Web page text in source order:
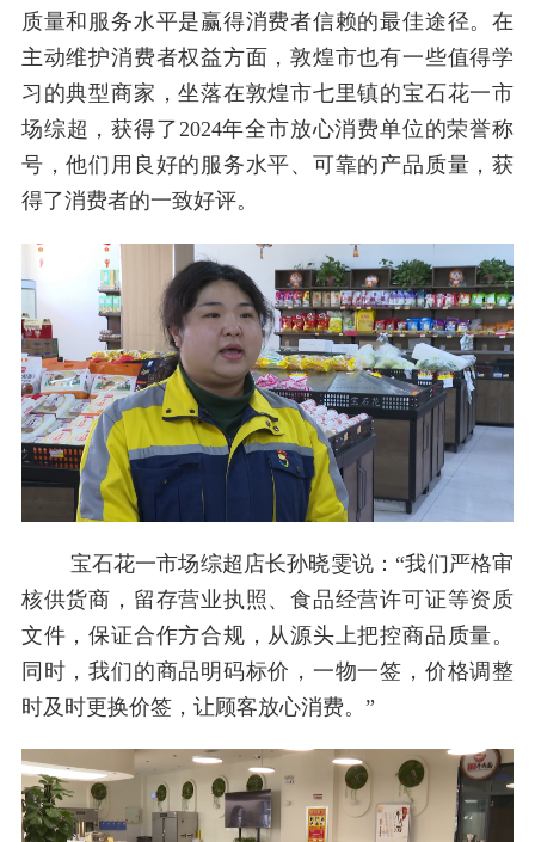
质量和服务水平是赢得消费者信赖的最佳途径。在
主动维护消费者权益方面，敦煌市也有一些值得学
习的典型商家，坐落在敦煌市七里镇的宝石花一市
场综超，获得了2024年全市放心消费单位的荣誉称
号，他们用良好的服务水平、可靠的产品质量，获
得了消费者的一致好评。
宝石花一市场综超店长孙晓雯说：“我们严格审
核供货商，留存营业执照、食品经营许可证等资质
文件，保证合作方合规，从源头上把控商品质量。
同时，我们的商品明码标价，一物一签，价格调整
时及时更换价签，让顾客放心消费。”